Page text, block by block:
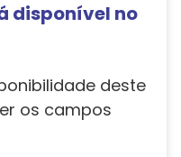
disponível no
deste
os campos